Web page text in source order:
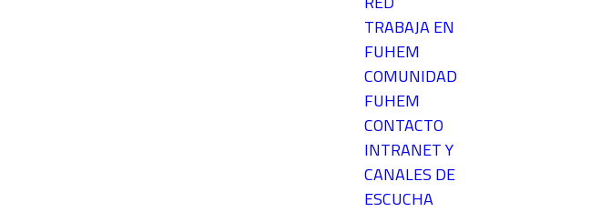
TRABAJA EN
FUHEM
COMUNIDAD
FUHEM
CONTACTO
INTRANET Y
CANALES DE
ESCUCHA